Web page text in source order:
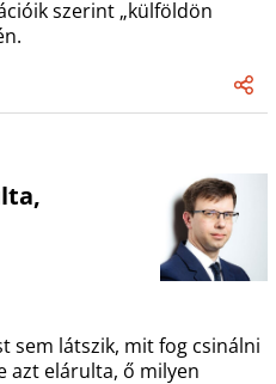
szerint „külföldön
sem látszik, mit fog csinálni
azt elárulta, ő milyen